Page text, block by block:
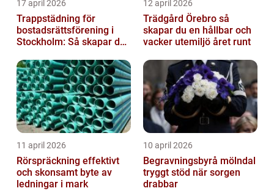
17 april 2026
Trappstädning för
bostadsrättsförening i
Stockholm: Så skapar du
trapphus...
12 april 2026
Trädgård Örebro så
skapar du en hållbar och
vacker utemiljö året runt
11 april 2026
Rörspräckning effektivt
och skonsamt byte av
ledningar i mark
10 april 2026
Begravningsbyrå mölndal
tryggt stöd när sorgen
drabbar